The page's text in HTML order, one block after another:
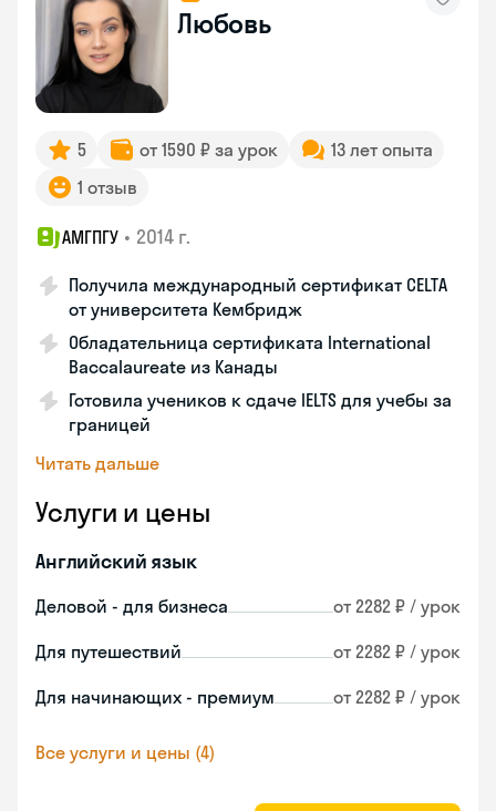
Любовь
5 от 1590 ₽ за урок
13 лет опыта
1 отзыв
АМГПГУ • 2014 г.
Получила международный сертификат CELTA
от университета Кембридж
Обладательница сертификата International
Baccalaureate из Канады
Готовила учеников к сдаче IELTS для учебы за
границей
Читать дальше
Услуги и цены
Английский язык
Деловой - для бизнеса от 2282 ₽ / урок
Для путешествий от 2282 ₽ / урок
Для начинающих - премиум от 2282 ₽ / урок
Все услуги и цены (4)